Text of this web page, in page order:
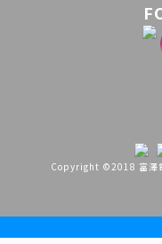
Copyright ©2018 富澤